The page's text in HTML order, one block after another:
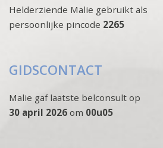
Helderziende Malie gebruikt als
persoonlijke pincode 2265
GIDSCONTACT
Malie gaf laatste belconsult op
30 april 2026 om 00u05